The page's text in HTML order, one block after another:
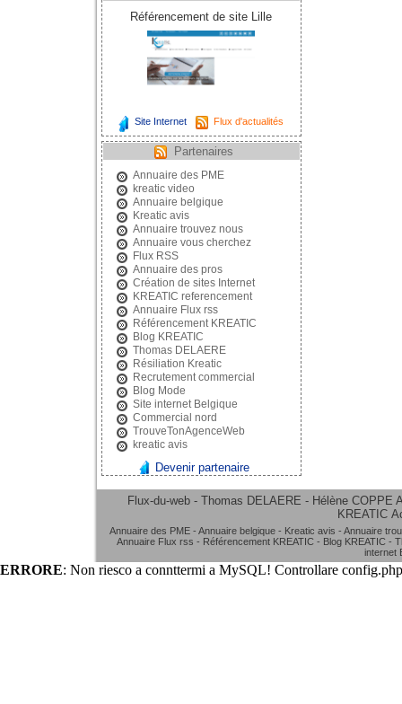
Référencement de site Lille
Site Internet Flux d'actualités
Partenaires
Annuaire des PME
kreatic video
Annuaire belgique
Kreatic avis
Annuaire trouvez nous
Annuaire vous cherchez
Flux RSS
Annuaire des pros
Création de sites Internet
KREATIC referencement
Annuaire Flux rss
Référencement KREATIC
Blog KREATIC
Thomas DELAERE
Résiliation Kreatic
Recrutement commercial
Blog Mode
Site internet Belgique
Commercial nord
TrouveTonAgenceWeb
kreatic avis
Devenir partenaire
Flux-du-web - Thomas DELAERE - Hélène COPPE
KREATIC
Annuaire des PME - Annuaire belgique - Kreatic avis - Annuaire
Annuaire Flux rss - Référencement KREATIC - Blog KREATIC -
internet
ERRORE: Non riesco a connttermi a MySQL! Controllare